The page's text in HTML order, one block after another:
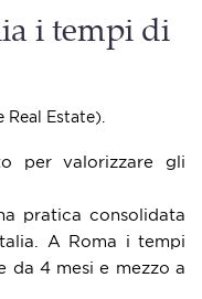
i tempi di
Estate).
per valorizzare gli
pratica consolidata
A Roma i tempi
da 4 mesi e mezzo a